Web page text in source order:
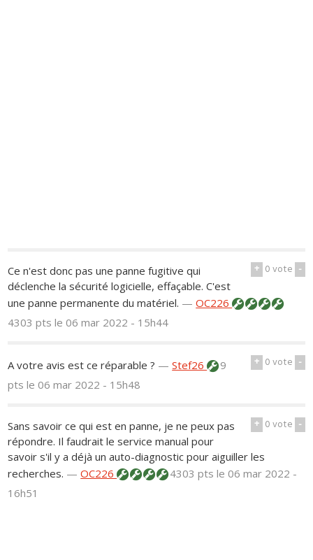
+ 0vote -
Ce n'est donc pas une panne fugitive qui
déclenche la sécurité logicielle, effaçable. C'est
une panne permanente du matériel. —OC226
4303 ptsle 06 mar 2022 - 15h44
+ 0vote -
A votre avis est ce réparable ? —Stef26
9
ptsle 06 mar 2022 - 15h48
+ 0vote -
Sans savoir ce qui est en panne, je ne peux pas
répondre. Il faudrait le service manual pour
savoir s'il y a déjà un auto-diagnostic pour aiguiller les
recherches. —OC226 4303 ptsle 06 mar 2022 -
16h51